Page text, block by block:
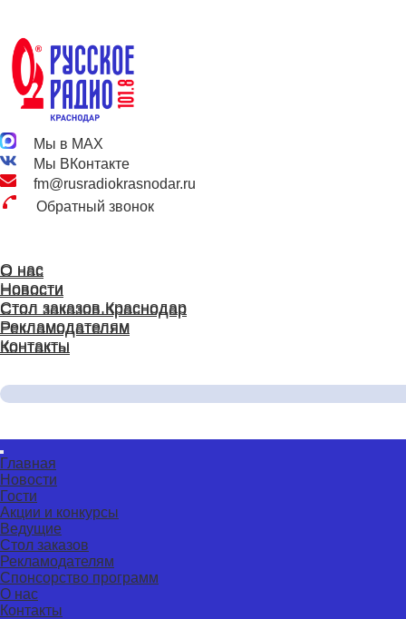
Мы в MAX
Мы ВКонтакте
fm@rusradiokrasnodar.ru
Обратный звонок
О нас
Новости
Стол заказов.Краснодар
Рекламодателям
Контакты
О нас
Новости
Стол заказов.Краснодар
Рекламодателям
Контакты
Главная
Новости
Гости
Акции и конкурсы
Ведущие
Стол заказов
Рекламодателям
Спонсорство программ
О нас
Контакты